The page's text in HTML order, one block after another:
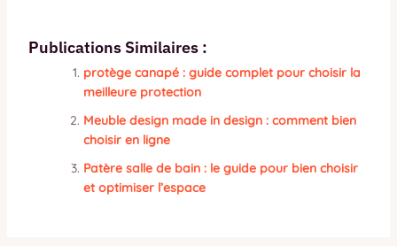
Publications Similaires :
protège canapé : guide complet pour choisir la
meilleure protection
Meuble design made in design : comment bien
choisir en ligne
Patère salle de bain : le guide pour bien choisir
et optimiser l’espace